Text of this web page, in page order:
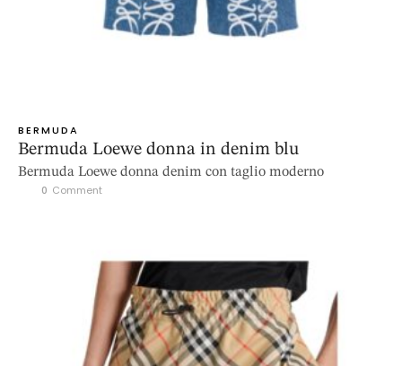
BERMUDA
Bermuda Loewe donna in denim blu
Bermuda Loewe donna denim con taglio moderno
0 Comment